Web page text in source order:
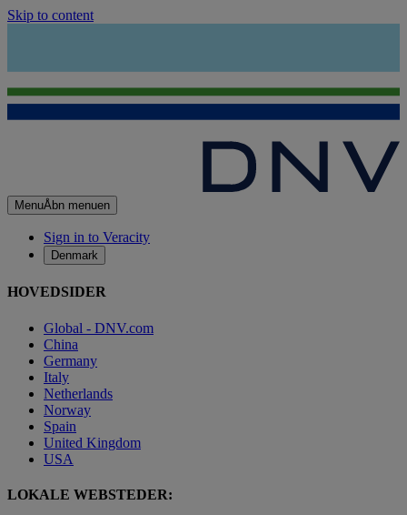
Skip to content
MenuÅbn menuen
Sign in to Veracity
Denmark
HOVEDSIDER
Global - DNV.com
China
Germany
Italy
Netherlands
Norway
Spain
United Kingdom
USA
LOKALE WEBSTEDER: